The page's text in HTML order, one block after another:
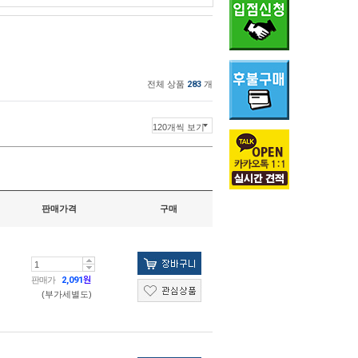
전체 상품 283 개
판매가격 구매
판매가 2,091원
(부가세별도)